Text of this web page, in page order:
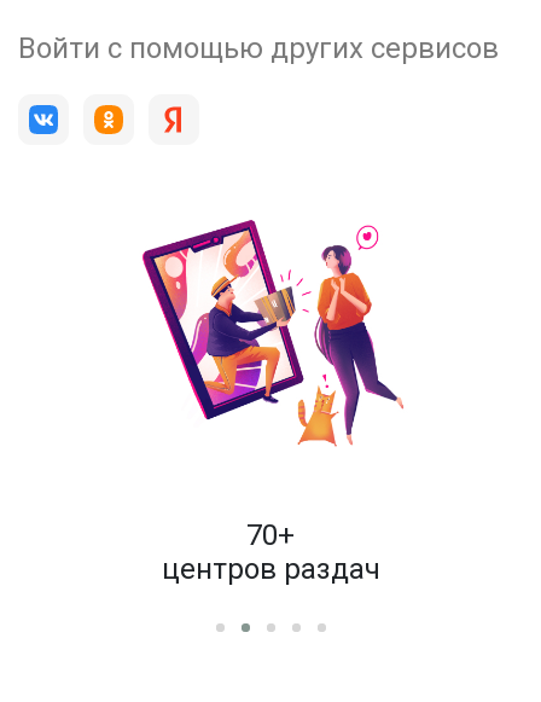
Войти с помощью других сервисов
70+
центров раздач